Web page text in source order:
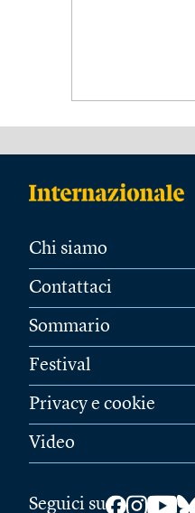
Chi siamo
Contattaci
Sommario
Festival
Privacy e cookie
Video
Seguici su